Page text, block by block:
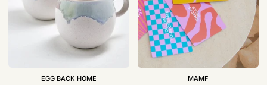
home
EGG BACK HOME MAMF